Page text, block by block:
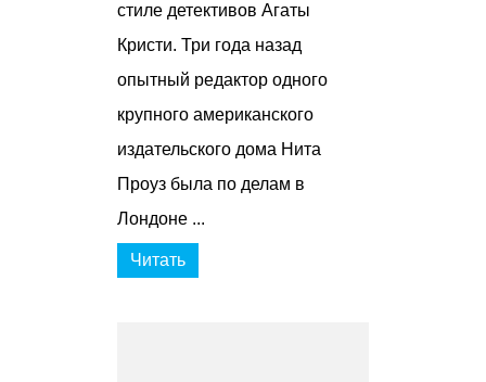
стиле детективов Агаты
Кристи. Три года назад
опытный редактор одного
крупного американского
издательского дома Нита
Проуз была по делам в
Лондоне ...
Читать